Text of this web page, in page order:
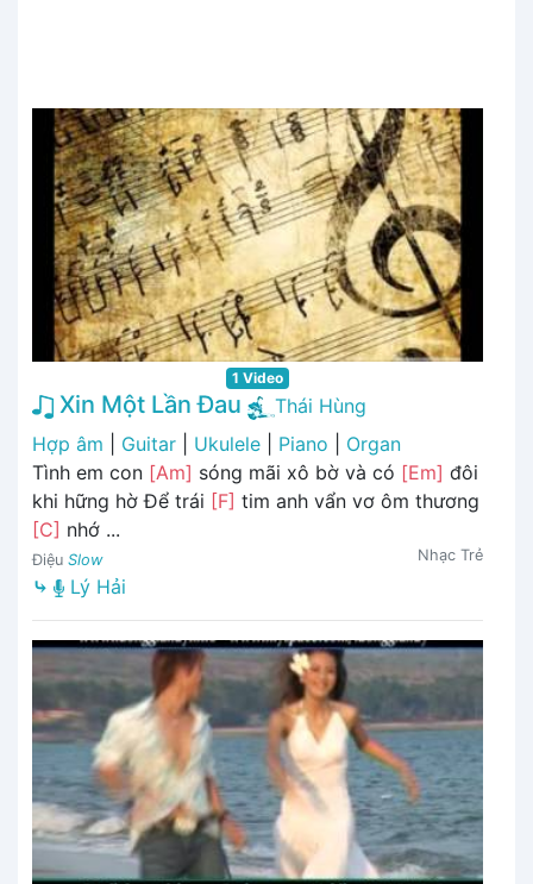
1 Video
Xin Một Lần Đau
Thái Hùng
Hợp âm
Guitar Ukulele Piano
Organ
Tình em con [Am] sóng mãi xô bờ và có [Em] đôi
khi hững hờ Để trái [F] tim anh vẩn vơ ôm thương
[C] nhớ ...
Điệu Slow Nhạc Trẻ
⤷ Lý Hải